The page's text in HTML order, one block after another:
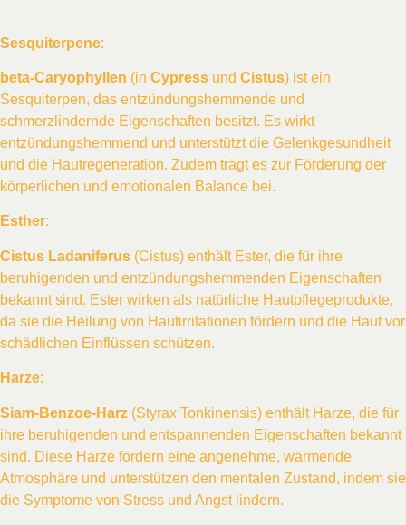
Sesquiterpene:
beta-Caryophyllen (in Cypress und Cistus) ist ein
Sesquiterpen, das entzündungshemmende und
schmerzlindernde Eigenschaften besitzt. Es wirkt
entzündungshemmend und unterstützt die Gelenkgesundheit
und die Hautregeneration. Zudem trägt es zur Förderung der
körperlichen und emotionalen Balance bei.
Esther:
Cistus Ladaniferus (Cistus) enthält Ester, die für ihre
beruhigenden und entzündungshemmenden Eigenschaften
bekannt sind. Ester wirken als natürliche Hautpflegeprodukte,
da sie die Heilung von Hautirritationen fördern und die Haut vor
schädlichen Einflüssen schützen.
Harze:
Siam-Benzoe-Harz (Styrax Tonkinensis) enthält Harze, die für
ihre beruhigenden und entspannenden Eigenschaften bekannt
sind. Diese Harze fördern eine angenehme, wärmende
Atmosphäre und unterstützen den mentalen Zustand, indem sie
die Symptome von Stress und Angst lindern.